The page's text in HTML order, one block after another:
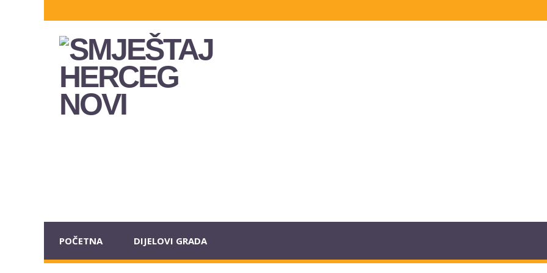
POČETNA DIJELOVI GRADA